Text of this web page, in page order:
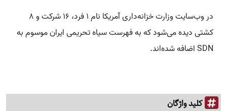
در وب‌سایت وزارت خزانه‌داری آمریکا نام 1 فرد، 16 شرکت و 8
کشتی دیده می‌شود که به فهرست سیاه تحریمی ایران موسوم به
SDN اضافه شده‌اند.
کلید واژگان